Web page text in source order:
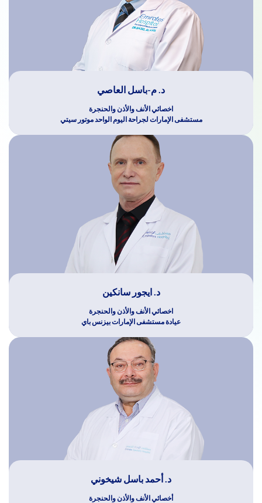
د. م-باسل العاصي
اخصائي الأنف والأذن والحنجرة
مستشفى الإمارات لجراحة اليوم الواحد موتور سيتي
د. ايجور سانكين
اخصائي الأنف والأذن والحنجرة
عيادة مستشفى الإمارات بيزنس باي
د. أحمد باسل شيخوني
أخصائي الأنف والأذن والحنجرة